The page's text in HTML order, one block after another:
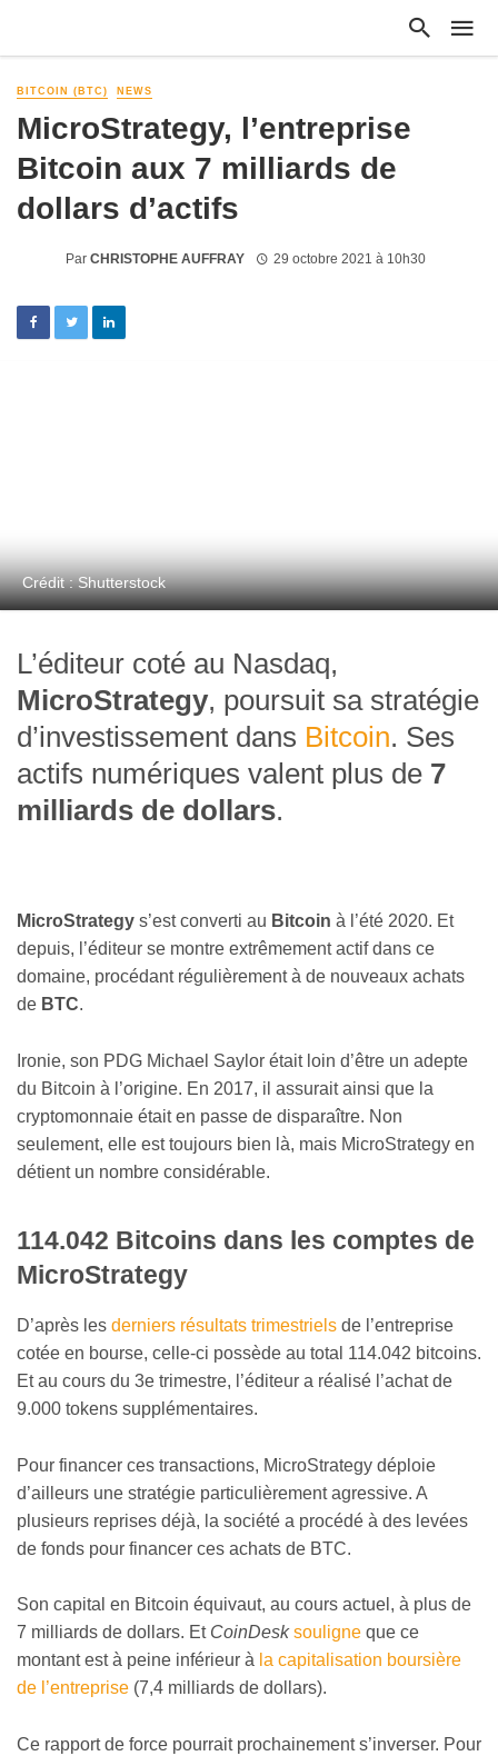
BITCOIN (BTC) NEWS
MicroStrategy, l’entreprise
Bitcoin aux 7 milliards de
dollars d’actifs
Par CHRISTOPHE AUFFRAY 29 octobre 2021 à 10h30
Crédit : Shutterstock
L’éditeur coté au Nasdaq,
MicroStrategy, poursuit sa stratégie
d’investissement dans Bitcoin. Ses
actifs numériques valent plus de 7
milliards de dollars.
MicroStrategy s’est converti au Bitcoin à l’été 2020. Et
depuis, l’éditeur se montre extrêmement actif dans ce
domaine, procédant régulièrement à de nouveaux achats
de BTC.
Ironie, son PDG Michael Saylor était loin d’être un adepte
du Bitcoin à l’origine. En 2017, il assurait ainsi que la
cryptomonnaie était en passe de disparaître. Non
seulement, elle est toujours bien là, mais MicroStrategy en
détient un nombre considérable.
114.042 Bitcoins dans les comptes de
MicroStrategy
D’après les derniers résultats trimestriels de l’entreprise
cotée en bourse, celle-ci possède au total 114.042 bitcoins.
Et au cours du 3e trimestre, l’éditeur a réalisé l’achat de
9.000 tokens supplémentaires.
Pour financer ces transactions, MicroStrategy déploie
d’ailleurs une stratégie particulièrement agressive. A
plusieurs reprises déjà, la société a procédé à des levées
de fonds pour financer ces achats de BTC.
Son capital en Bitcoin équivaut, au cours actuel, à plus de
7 milliards de dollars. Et CoinDesksouligne que ce
montant est à peine inférieur à la capitalisation boursière
de l’entreprise (7,4 milliards de dollars).
Ce rapport de force pourrait prochainement s’inverser. Pour